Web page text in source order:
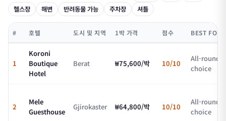
헬스장
해변 반려동물 가능 주차장 셔틀
# 호텔 도시 및 지역 1박 가격 점수 BEST FOR
1
Koroni
Boutique
Hotel
Berat ₩75,600/박 10/10
All-round
choice
2
Mele
Guesthouse
Gjirokaster ₩64,800/박 10/10
All-round
choice